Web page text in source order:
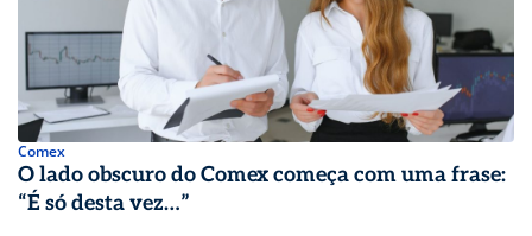
Comex
O lado obscuro do Comex começa com uma frase:
“É só desta vez…”